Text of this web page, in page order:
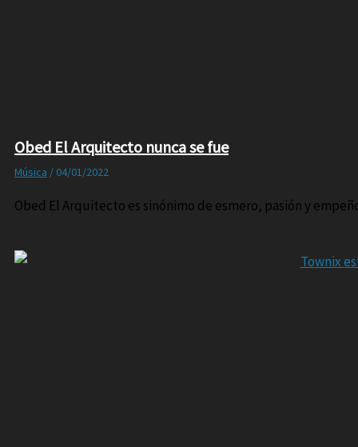
Obed El Arquitecto nunca se fue
Música / 04/01/2022
Obed El Arquitecto es sinónimo de esmero, pasión y